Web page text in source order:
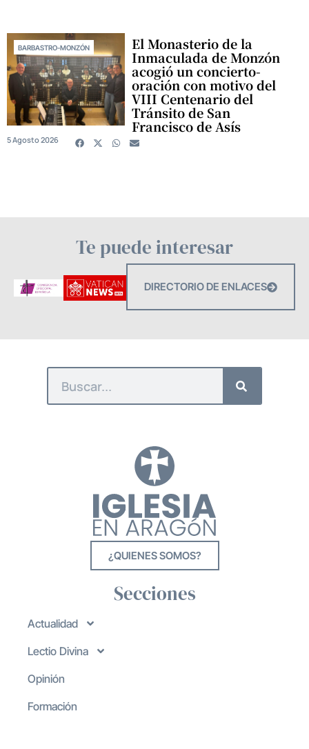
BARBASTRO-MONZÓN El Monasterio de la
Inmaculada de Monzón
acogió un concierto-
oración con motivo del
VIII Centenario del
Tránsito de San
Francisco de Asís
5 Agosto 2026
Te puede interesar
DIRECTORIO DE ENLACES
¿QUIENES SOMOS?
Secciones
Actualidad
Lectio Divina
Opinión
Formación